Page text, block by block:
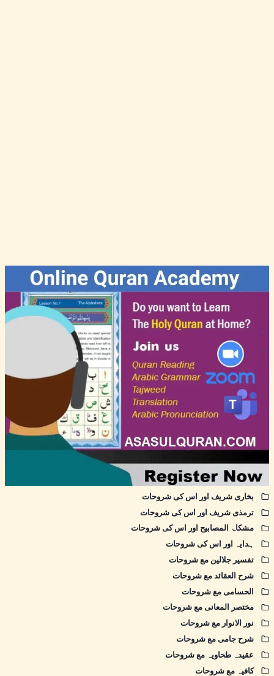
بخاری شریف اور اس کی شروحات
ترمذی شریف اور اس کی شروحات
مشکاۃ المصابیح اور اس کی شروحات
ہدایہ اور اس کی شروحات
تفسیر جلالین مع شروحات
شرح العقائد مع شروحات
الحسامی مع شروحات
مختصر المعانی مع شروحات
نور الانوار مع شروحات
شرح جامی مع شروحات
عقیدہ طحاویہ مع شروحات
کافیہ مع شروحات